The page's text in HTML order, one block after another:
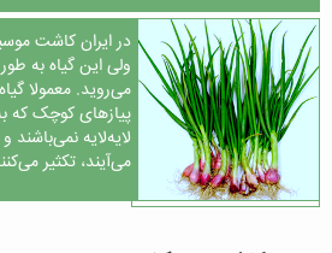
در ایران کاشت
ولی این گیاه به
می‌روید. معمولا
پیازهای کوچک که
لایه‌لایه نمی‌باشند
می‌آیند، تکثیر